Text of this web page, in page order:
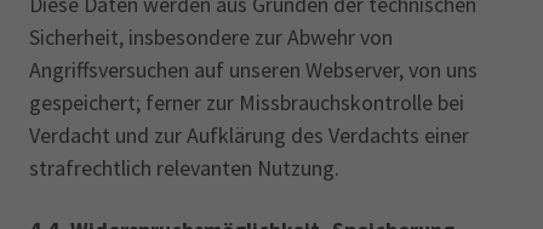
Sicherheit, insbesondere zur Abwehr von
Angriffsversuchen auf unseren Webserver, von uns
gespeichert; ferner zur Missbrauchskontrolle bei
Verdacht und zur Aufklärung des Verdachts einer
strafrechtlich relevanten Nutzung.